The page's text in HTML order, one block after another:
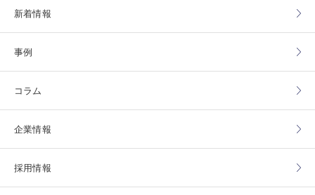
新着情報
事例
コラム
企業情報
採用情報